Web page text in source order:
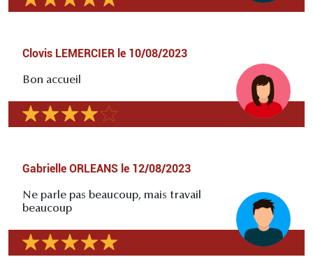
Clovis LEMERCIER le 10/08/2023
Bon accueil
Gabrielle ORLEANS le 12/08/2023
Ne parle pas beaucoup, mais travail
beaucoup